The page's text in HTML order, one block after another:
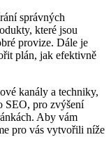
správných
které jsou
provize. Dále je
plán, jak efektivně
kanály a techniky,
SEO, pro zvýšení
Aby vám
pro vás vytvořili níže